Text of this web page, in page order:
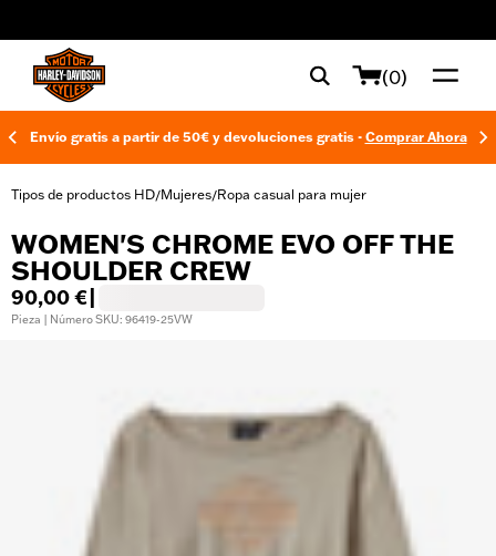
(0)
Envío gratis a partir de 50€ y devoluciones gratis - Comprar Ahora
Tipos de productos HD/Mujeres/Ropa casual para mujer
WOMEN'S CHROME EVO OFF THE
SHOULDER CREW
90,00 €
Pieza | Número SKU: 96419-25VW